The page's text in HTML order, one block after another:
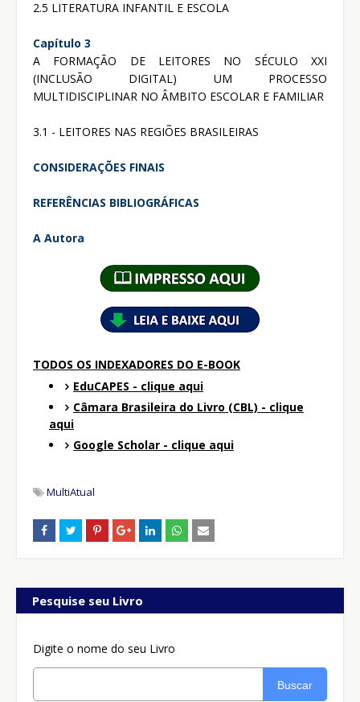
2.5 LITERATURA INFANTIL E ESCOLA
Capítulo 3
A FORMAÇÃO DE LEITORES NO SÉCULO XXI
(INCLUSÃO DIGITAL) UM PROCESSO
MULTIDISCIPLINAR NO ÂMBITO ESCOLAR E FAMILIAR
3.1 - LEITORES NAS REGIÕES BRASILEIRAS
CONSIDERAÇÕES FINAIS
REFERÊNCIAS BIBLIOGRÁFICAS
A Autora
TODOS OS INDEXADORES DO E-BOOK
EduCAPES - clique aqui
Câmara Brasileira do Livro (CBL) - clique
aqui
Google Scholar - clique aqui
MultiAtual
Pesquise seu Livro
Digite o nome do seu Livro
Buscar